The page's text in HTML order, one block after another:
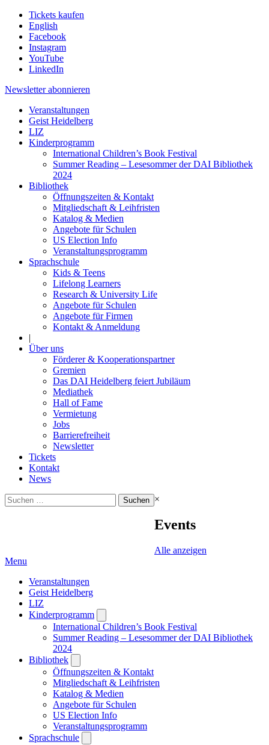
Tickets kaufen
English
Facebook
Instagram
YouTube
LinkedIn
Newsletter abonnieren
Veranstaltungen
Geist Heidelberg
LIZ
Kinderprogramm
International Children’s Book Festival
Summer Reading – Lesesommer der DAI Bibliothek
2024
Bibliothek
Öffnungszeiten & Kontakt
Mitgliedschaft & Leihfristen
Katalog & Medien
Angebote für Schulen
US Election Info
Veranstaltungsprogramm
Sprachschule
Kids & Teens
Lifelong Learners
Research & University Life
Angebote für Schulen
Angebote für Firmen
Kontakt & Anmeldung
|
Über uns
Förderer & Kooperationspartner
Gremien
Das DAI Heidelberg feiert Jubiläum
Mediathek
Hall of Fame
Vermietung
Jobs
Barrierefreiheit
Newsletter
Tickets
Kontakt
News
Suchen
nach:
×
Events
Alle anzeigen
Menu
Veranstaltungen
Geist Heidelberg
LIZ
Kinderprogramm
submenu
International Children’s Book Festival
Summer Reading – Lesesommer der DAI Bibliothek
2024
Bibliothek
submenu
Öffnungszeiten & Kontakt
Mitgliedschaft & Leihfristen
Katalog & Medien
Angebote für Schulen
US Election Info
Veranstaltungsprogramm
Sprachschule